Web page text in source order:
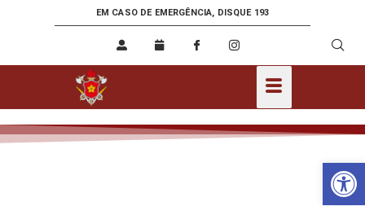
EM CASO DE EMERGÊNCIA, DISQUE 193